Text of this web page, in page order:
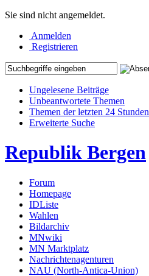
Sie sind nicht angemeldet.
Anmelden
Registrieren
Ungelesene Beiträge
Unbeantwortete Themen
Themen der letzten 24 Stunden
Erweiterte Suche
Republik Bergen
Forum
Homepage
IDListe
Wahlen
Bildarchiv
MNwiki
MN Marktplatz
Nachrichtenagenturen
NAU (North-Antica-Union)